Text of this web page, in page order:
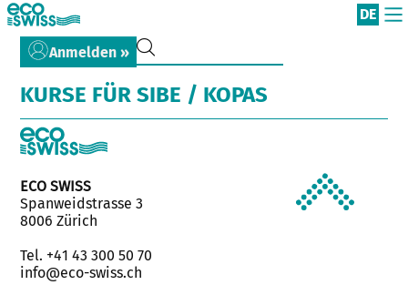
DE
KURSE FÜR SIBE / KOPAS
Anmelden »
ECO SWISS
Spanweidstrasse 3
8006 Zürich
Tel. +41 43 300 50 70
info@eco-swiss.ch